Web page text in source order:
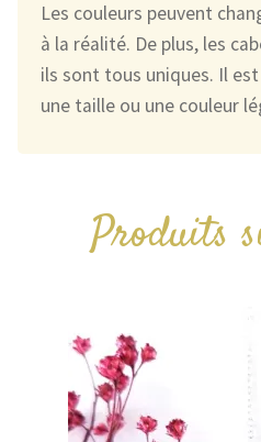
Les couleurs peuvent
à la réalité. De plus, les
ils sont tous uniques. Il
une taille ou une couleur
Produits